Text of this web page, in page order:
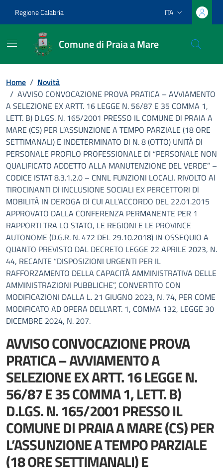
Regione Calabria Lingua attiva:
ITA
Comune di Praia a Mare
Home / Novità
/ AVVISO CONVOCAZIONE PROVA PRATICA – AVVIAMENTO
A SELEZIONE EX ARTT. 16 LEGGE N. 56/87 E 35 COMMA 1,
LETT. B) D.LGS. N. 165/2001 PRESSO IL COMUNE Dl PRAIA A
MARE (CS) PER L’ASSUNZIONE A TEMPO PARZIALE (18 ORE
SETTIMANALI) E INDETERMINATO Dl N. 8 (OTTO) UNITÀ Dl
PERSONALE PROFILO PROFESSIONALE DI “PERSONALE NON
QUALIFICATO ADDETTO ALLA MANUTENZIONE DEL VERDE” –
CODICE ISTAT 8.3.1.2.0 – CNNL FUNZIONI LOCALI. RIVOLTO Al
TIROCINANTI Dl INCLUSIONE SOCIALI EX PERCETTORI Dl
MOBILITÀ IN DEROGA Dl CUI ALL’ACCORDO DEL 22.01.2015
APPROVATO DALLA CONFERENZA PERMANENTE PER 1
RAPPORTI TRA LO STATO, LE REGIONI E LE PROVINCE
AUTONOME (D.G.R. N. 472 DEL 29.10.2018) IN OSSEQUIO A
QUANTO PREVISTO DAL DECRETO LEGGE 22 APRILE 2023, N.
44, RECANTE “DISPOSIZIONI URGENTI PER IL
RAFFORZAMENTO DELLA CAPACITÀ AMMINISTRATIVA DELLE
AMMINISTRAZIONI PUBBLICHE”, CONVERTITO CON
MODIFICAZIONI DALLA L. 21 GIUGNO 2023, N. 74, PER COME
MODIFICATO AD OPERA DELL’ART. 1, COMMA 132, LEGGE 30
DICEMBRE 2024, N. 207.
AVVISO CONVOCAZIONE PROVA
PRATICA – AVVIAMENTO A
SELEZIONE EX ARTT. 16 LEGGE N.
56/87 E 35 COMMA 1, LETT. B)
D.LGS. N. 165/2001 PRESSO IL
COMUNE Dl PRAIA A MARE (CS) PER
L’ASSUNZIONE A TEMPO PARZIALE
(18 ORE SETTIMANALI) E